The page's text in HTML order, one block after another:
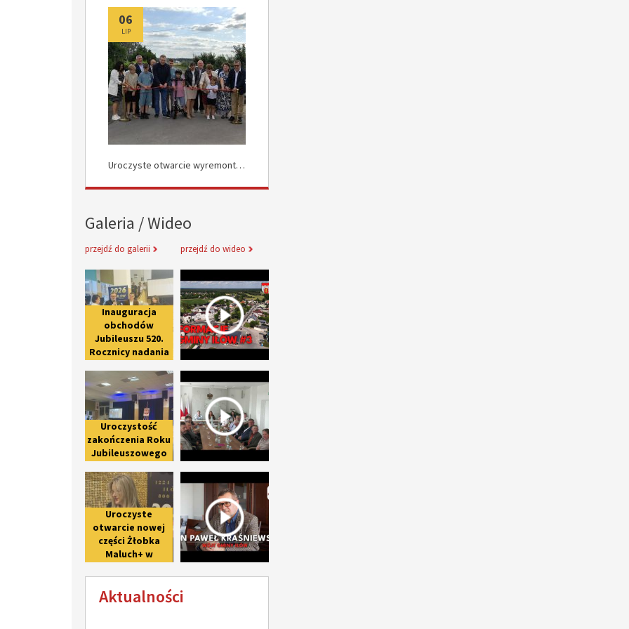
06
LIP
Uroczyste otwarcie wyremontowanych dróg w Załuskowie
Galeria / Wideo
przejdź do galerii przejdź do wideo
Inauguracja obchodów Jubileuszu 520. Rocznicy nadania praw miejskich Iłowowi - fotorelacja
Inauguracja
obchodów
Jubileuszu 520.
Rocznicy nadania
Iłowowi -
fotorelacja
Uroczystość zakończenia Roku Jubileuszowego upamiętniającego 800-lecie pierwszej wzmianki o Iłowie
Uroczystość
zakończenia Roku
Jubileuszowego
800-lecie pierwszej
wzmianki o Iłowie
Uroczyste
otwarcie nowej
części Żłobka
Maluch+ w
etapie
modernizacji
Aktualności